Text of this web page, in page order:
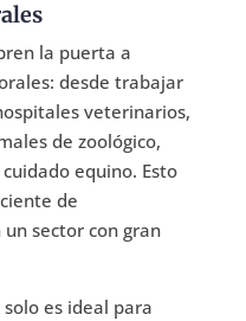
la puerta a
desde trabajar
veterinarios,
de zoológico,
equino. Esto
de
sector con gran
es ideal para